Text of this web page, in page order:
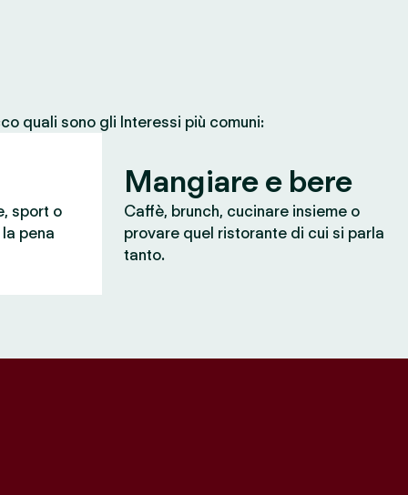
quali sono gli Interessi più comuni:
sport o
pena
Mangiare e bere
Caffè, brunch, cucinare insieme o
provare quel ristorante di cui si parla
tanto.